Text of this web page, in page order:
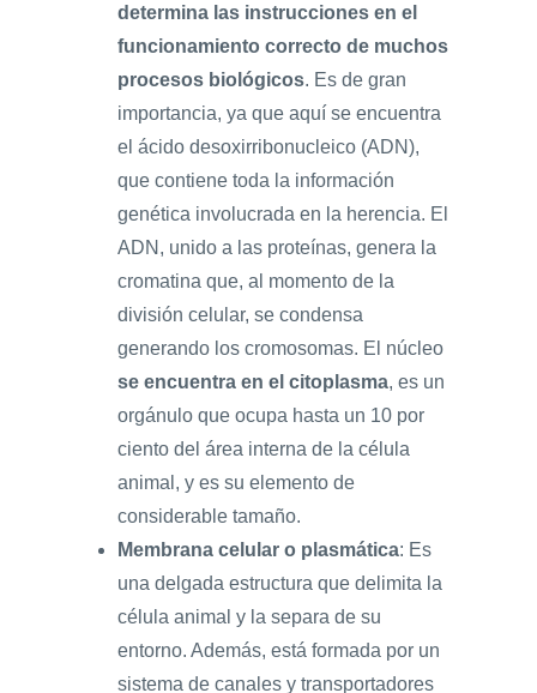
determina las instrucciones en el
funcionamiento correcto de muchos
procesos biológicos. Es de gran
importancia, ya que aquí se encuentra
el ácido desoxirribonucleico (ADN),
que contiene toda la información
genética involucrada en la herencia. El
ADN, unido a las proteínas, genera la
cromatina que, al momento de la
división celular, se condensa
generando los cromosomas. El núcleo
se encuentra en el citoplasma, es un
orgánulo que ocupa hasta un 10 por
ciento del área interna de la célula
animal, y es su elemento de
considerable tamaño.
Membrana celular o plasmática: Es
una delgada estructura que delimita la
célula animal y la separa de su
entorno. Además, está formada por un
sistema de canales y transportadores